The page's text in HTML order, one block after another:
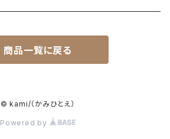
商品一覧に戻る
© kami/（かみひとえ）
Powered by